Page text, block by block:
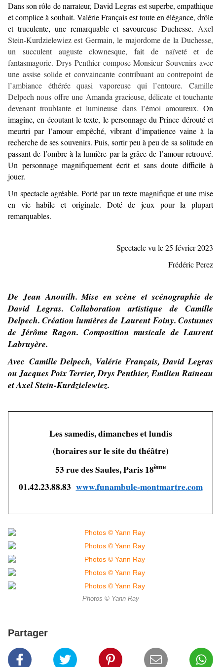
Dans son rôle de narrateur, David Legras est superbe, empathique
et complice à souhait. Valérie Français est toute en élégance, drôle
et truculente, une remarquable et savoureuse Duchesse. Axel
Stein-Kurdzielewiez est Germain, le majordome de la Duchesse,
un succulent auguste clownesque, fait de naïveté et de
fantasmagorie. Drys Penthier compose Monsieur Souvenirs avec
une assise solide et convaincante contribuant au contrepoint de
l’ambiance éthérée quasi vaporeuse qui l’entoure. Camille
Delpech nous offre une Amanda gracieuse, délicate et touchante
devenant troublante et lumineuse dans l’émoi amoureux. On
imagine, en écoutant le texte, le personnage du Prince dérouté et
meurtri par l’amour empêché, vibrant d’impatience vaine à la
recherche de ses souvenirs. Puis, sortir peu à peu de sa solitude en
passant de l’ombre à la lumière par la grâce de l’amour retrouvé.
Un personnage magnifiquement écrit et sans doute difficile à
jouer.
Un spectacle agréable. Porté par un texte magnifique et une mise
en vie habile et originale. Doté de jeux pour la plupart
remarquables.
Spectacle vu le 25 février 2023
Frédéric Perez
De Jean Anouilh. Mise en scène et scénographie de
David Legras. Collaboration artistique de Camille
Delpech. Création lumières de Laurent Foiny. Costumes
de Jérôme Ragon. Composition musicale de Laurent
Labruyère.
Avec Camille Delpech, Valérie Français, David Legras
ou Jacques Poix Terrier, Drys Penthier, Emilien Raineau
et Axel Stein-Kurdzielewiez.
Les samedis, dimanches et lundis
(horaires sur le site du théâtre)
53 rue des Saules, Paris 18ème
01.42.23.88.83 www.funambule-montmartre.com
Photos © Yann Ray
Partager